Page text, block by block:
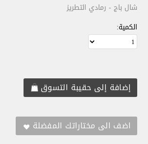
شال باج - رمادي التطريز
الكمية: